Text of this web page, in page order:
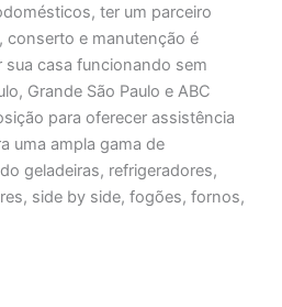
ter um parceiro
conserto e manutenção é
casa funcionando sem
Grande São Paulo e ABC
para oferecer assistência
uma ampla gama de
geladeiras, refrigeradores,
side by side, fogões, fornos,